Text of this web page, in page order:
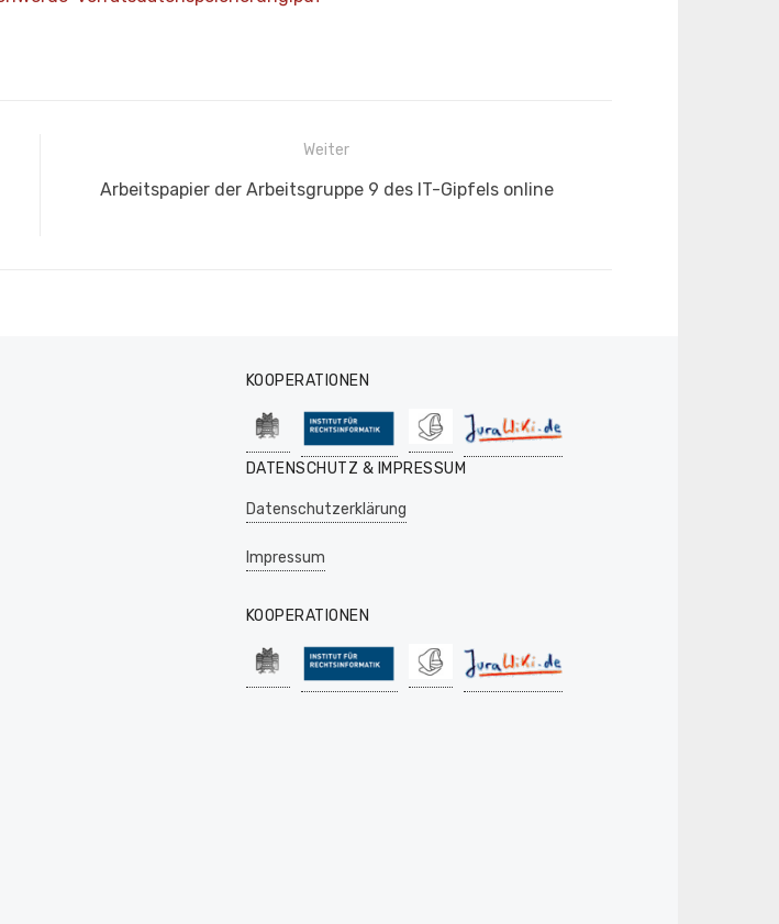
Weiter
Nächster
Arbeitspapier der Arbeitsgruppe 9 des IT-Gipfels online
KOOPERATIONEN
DATENSCHUTZ & IMPRESSUM
Datenschutzerklärung
Impressum
KOOPERATIONEN